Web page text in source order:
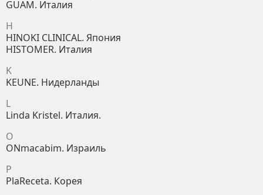
GUAM. Италия
H
HINOKI CLINICAL. Япония
HISTOMER. Италия
K
KEUNE. Нидерланды
L
Linda Kristel. Италия.
O
ONmacabim. Израиль
P
PlaReceta. Корея